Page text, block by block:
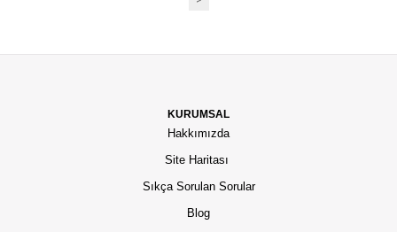
KURUMSAL
Hakkımızda
Site Haritası
Sıkça Sorulan Sorular
Blog